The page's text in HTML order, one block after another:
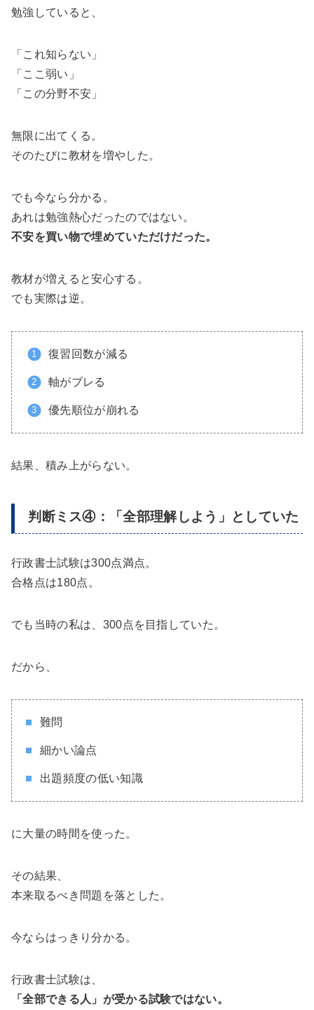
勉強していると、
「これ知らない」
「ここ弱い」
「この分野不安」
無限に出てくる。
そのたびに教材を増やした。
でも今なら分かる。
あれは勉強熱心だったのではない。
不安を買い物で埋めていただけだった。
教材が増えると安心する。
でも実際は逆。
復習回数が減る
軸がブレる
優先順位が崩れる
結果、積み上がらない。
判断ミス④：「全部理解しよう」としていた
行政書士試験は300点満点。
合格点は180点。
でも当時の私は、300点を目指していた。
だから、
難問
細かい論点
出題頻度の低い知識
に大量の時間を使った。
その結果、
本来取るべき問題を落とした。
今ならはっきり分かる。
行政書士試験は、
「全部できる人」が受かる試験ではない。